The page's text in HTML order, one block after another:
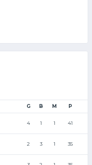
G B M P
4 1 1 41
2 3 1 35